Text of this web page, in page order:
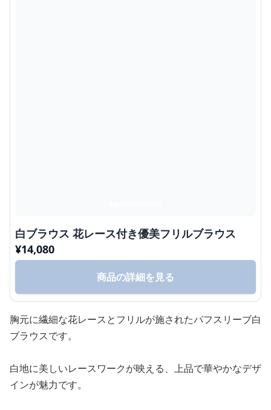
白ブラウス 花レース付き優美フリルブラウス
¥14,080
商品の詳細を見る
胸元に繊細な花レースとフリルが施されたパフスリーブ白
ブラウスです。
白地に美しいレースワークが映える、上品で華やかなデザ
インが魅力です。